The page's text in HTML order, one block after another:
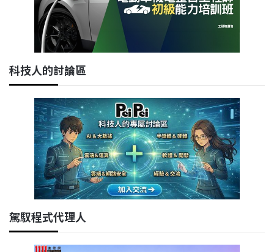
科技人的討論區
駕馭程式代理人